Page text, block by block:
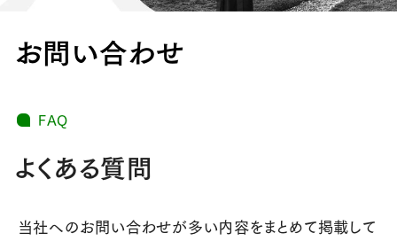
お問い合わせ
FAQ
よくある質問
当社へのお問い合わせが多い内容をまとめて掲載して